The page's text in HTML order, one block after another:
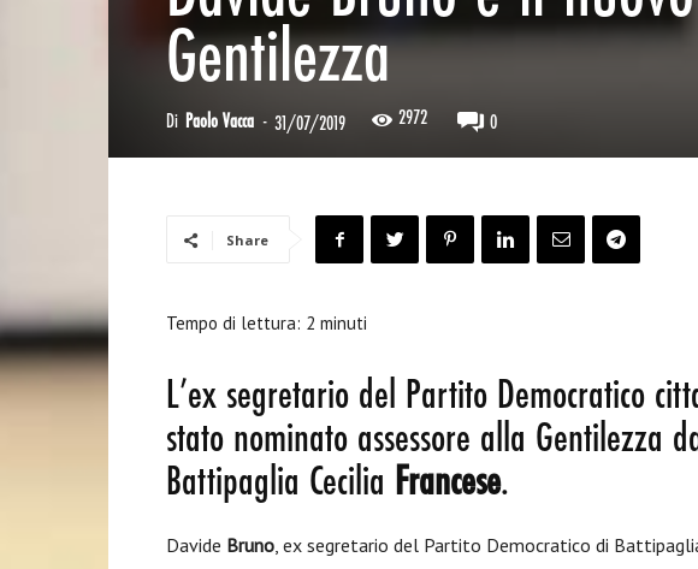
Gentilezza
Di Paolo Vacca - 31/07/2019 2972 0
Share
Tempo di lettura: 2 minuti
L’ex segretario del Partito Democratico
stato nominato assessore alla Gentilezza
Battipaglia Cecilia Francese.
Davide Bruno, ex segretario del Partito Democratico di